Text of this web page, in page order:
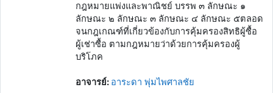
กฎหมายแพ่งและพาณิชย์ บรรพ ๓ ลักษณะ ๑
ลักษณะ ๒ ลักษณะ ๓ ลักษณะ ๔ ลักษณะ ๕ตลอด
จนกฎเกณฑ์ที่เกี่ยวข้องกับการคุ้มครองสิทธิผู้ซื้อ
ผู้เช่าซื้อ ตามกฎหมายว่าด้วยการคุ้มครองผู้
บริโภค
อาจารย์: อาระดา พุ่มไพศาลชัย